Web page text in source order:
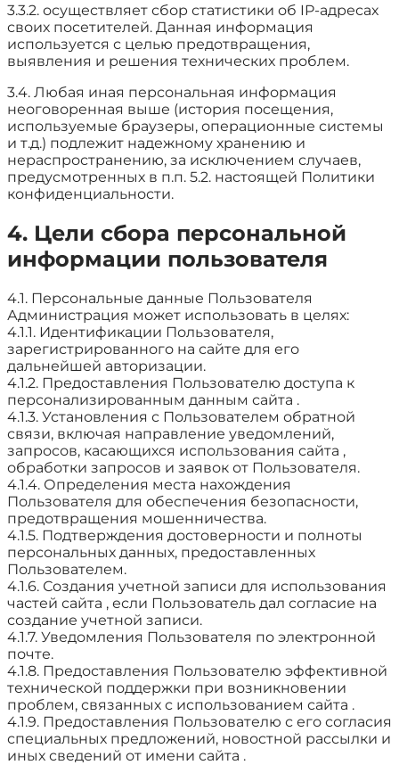
3.3.2. осуществляет сбор статистики об IP-адресах
своих посетителей. Данная информация
используется с целью предотвращения,
выявления и решения технических проблем.
3.4. Любая иная персональная информация
неоговоренная выше (история посещения,
используемые браузеры, операционные системы
и т.д.) подлежит надежному хранению и
нераспространению, за исключением случаев,
предусмотренных в п.п. 5.2. настоящей Политики
конфиденциальности.
4. Цели сбора персональной
информации пользователя
4.1. Персональные данные Пользователя
Администрация может использовать в целях:
4.1.1. Идентификации Пользователя,
зарегистрированного на сайте для его
дальнейшей авторизации.
4.1.2. Предоставления Пользователю доступа к
персонализированным данным сайта .
4.1.3. Установления с Пользователем обратной
связи, включая направление уведомлений,
запросов, касающихся использования сайта ,
обработки запросов и заявок от Пользователя.
4.1.4. Определения места нахождения
Пользователя для обеспечения безопасности,
предотвращения мошенничества.
4.1.5. Подтверждения достоверности и полноты
персональных данных, предоставленных
Пользователем.
4.1.6. Создания учетной записи для использования
частей сайта , если Пользователь дал согласие на
создание учетной записи.
4.1.7. Уведомления Пользователя по электронной
почте.
4.1.8. Предоставления Пользователю эффективной
технической поддержки при возникновении
проблем, связанных с использованием сайта .
4.1.9. Предоставления Пользователю с его согласия
специальных предложений, новостной рассылки и
иных сведений от имени сайта .